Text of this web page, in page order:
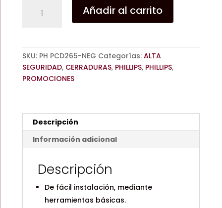
DIGITAL
/NEGRO
/NIQUEL
SAT.
/PHILLIPS
Añadir al carrito
SKU: PH PCD265-NEG Categorías: ALTA
SEGURIDAD, CERRADURAS, PHILLIPS, PHILLIPS,
PROMOCIONES
Descripción
Información adicional
Descripción
De fácil instalación, mediante
herramientas básicas.